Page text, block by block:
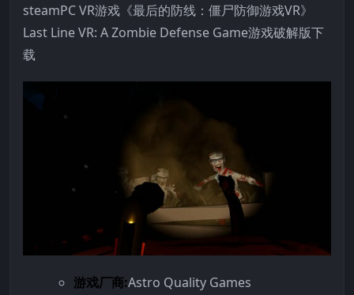
steamPC VR游戏《最后的防线：僵尸防御游戏VR》
Last Line VR: A Zombie Defense Game游戏破解版下
载
游戏厂商:Astro Quality Games